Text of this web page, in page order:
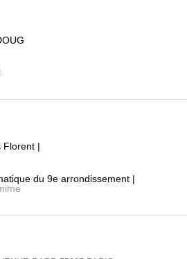
Florent |
du 9e arrondissement |